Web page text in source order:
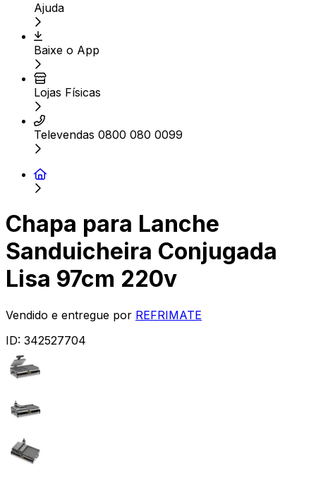
Ajuda
Baixe o App
Lojas Físicas
Televendas 0800 080 0099
Chapa para Lanche
Sanduicheira Conjugada
Lisa 97cm 220v
Vendido e entregue por REFRIMATE
ID: 342527704